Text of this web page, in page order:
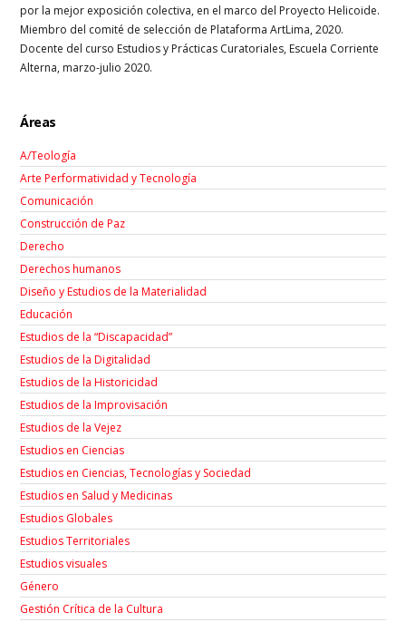
por la mejor exposición colectiva, en el marco del Proyecto Helicoide.
Miembro del comité de selección de Plataforma ArtLima, 2020.
Docente del curso Estudios y Prácticas Curatoriales, Escuela Corriente
Alterna, marzo-julio 2020.
Áreas
A/Teología
Arte Performatividad y Tecnología
Comunicación
Construcción de Paz
Derecho
Derechos humanos
Diseño y Estudios de la Materialidad
Educación
Estudios de la “Discapacidad”
Estudios de la Digitalidad
Estudios de la Historicidad
Estudios de la Improvisación
Estudios de la Vejez
Estudios en Ciencias
Estudios en Ciencias, Tecnologías y Sociedad
Estudios en Salud y Medicinas
Estudios Globales
Estudios Territoriales
Estudios visuales
Género
Gestión Crítica de la Cultura